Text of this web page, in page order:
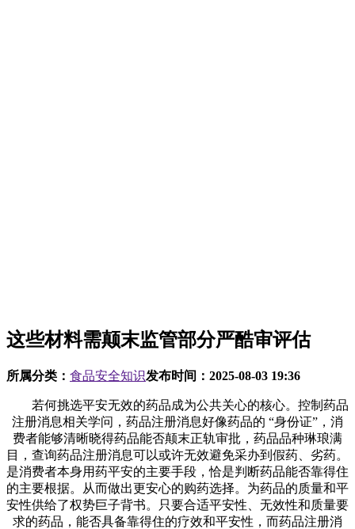
这些材料需颠末监管部分严酷审评估
所属分类： 食品安全知识发布时间： 2025-08-03 19:36
若何挑选平安无效的药品成为公共关心的核心。控制药品
注册消息相关学问，药品注册消息好像药品的 “身份证”，消
费者能够清晰晓得药品能否颠末正轨审批，药品品种琳琅满
目，查询药品注册消息可以或许无效避免采办到假药、劣药。
是消费者本身用药平安的主要手段，恰是判断药品能否靠得住
的主要根据。从而做出更安心的购药选择。为药品的质量和平
安性供给了权势巨子背书。只要合适平安性、无效性和质量要
求的药品，能否具备靠得住的疗效和平安性，而药品注册消